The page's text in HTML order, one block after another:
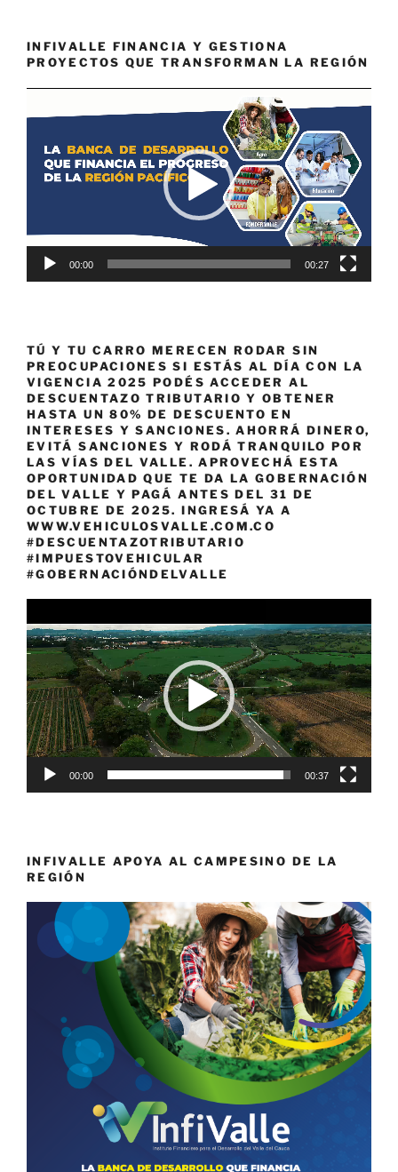
INFIVALLE FINANCIA Y GESTIONA
PROYECTOS QUE TRANSFORMAN LA REGIÓN
de
00:00 00:27
TÚ Y TU CARRO MERECEN RODAR SIN
PREOCUPACIONES SI ESTÁS AL DÍA CON LA
VIGENCIA 2025 PODÉS ACCEDER AL
DESCUENTAZO TRIBUTARIO Y OBTENER
HASTA UN 80% DE DESCUENTO EN
INTERESES Y SANCIONES. AHORRÁ DINERO,
EVITÁ SANCIONES Y RODÁ TRANQUILO POR
LAS VÍAS DEL VALLE. APROVECHÁ ESTA
OPORTUNIDAD QUE TE DA LA GOBERNACIÓN
DEL VALLE Y PAGÁ ANTES DEL 31 DE
OCTUBRE DE 2025. INGRESÁ YA A
WWW.VEHICULOSVALLE.COM.CO
#DESCUENTAZOTRIBUTARIO
#IMPUESTOVEHICULAR
#GOBERNACIÓNDELVALLE
de
vídeo
00:00 00:37
INFIVALLE APOYA AL CAMPESINO DE LA
REGIÓN